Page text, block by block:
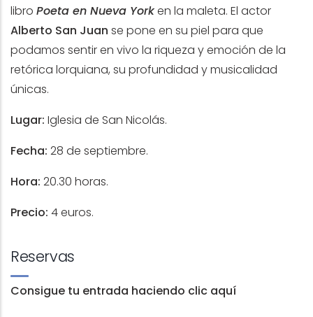
libro Poeta en Nueva Yorken la maleta. El actor
Alberto San Juan se pone en su piel para que
podamos sentir en vivo la riqueza y emoción de la
retórica lorquiana, su profundidad y musicalidad
únicas.
Lugar: Iglesia de San Nicolás.
Fecha: 28 de septiembre.
Hora: 20.30 horas.
Precio: 4 euros.
Reservas
Consigue tu entrada haciendo clic aquí